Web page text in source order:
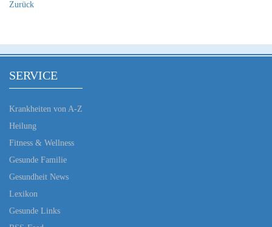
Zurück
SERVICE
Krankheiten von A-Z
Heilung
Fitness & Wellness
Gesunde Familie
Gesundheit News
Lexikon
Gesunde Links